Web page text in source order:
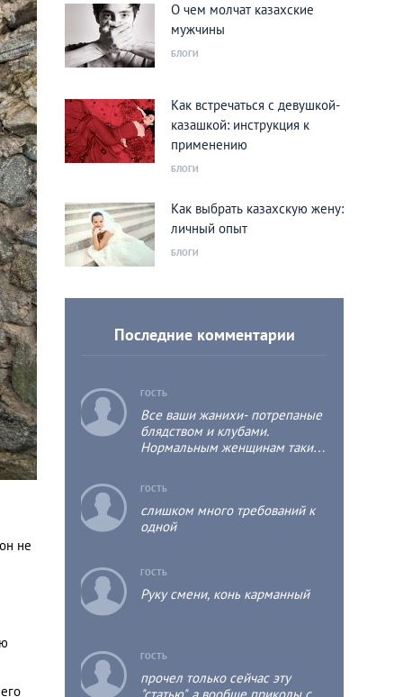
не
О чем молчат казахские
мужчины
БЛОГИ
Как встречаться с девушкой-
казашкой: инструкция к
применению
БЛОГИ
Как выбрать казахскую жену:
личный опыт
БЛОГИ
Последние комментарии
c ГОСТЬ
Все ваши жанихи- потрепаные
блядством и клубами.
Нормальным женщинам такие
выходят за муж за итальянцев,
французов, турков. А эти
потрепыши заводят себе
по прежнему на тусе, а дома
чисто.
c ГОСТЬ
слишком много требований к
одной
c ГОСТЬ
Руку смени, конь карманный
c ГОСТЬ
прочел только сейчас эту